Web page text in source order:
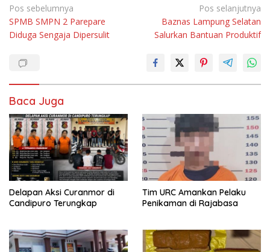
Navigasi
pos
Pos sebelumnya
SPMB SMPN 2 Parepare
Diduga Sengaja Dipersulit
Pos selanjutnya
Baznas Lampung Selatan
Salurkan Bantuan Produktif
Baca Juga
Delapan Aksi Curanmor di
Candipuro Terungkap
Tim URC Amankan Pelaku
Penikaman di Rajabasa